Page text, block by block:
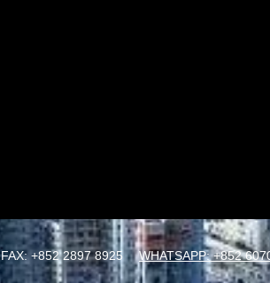
FAX: +852 2897 8925 WHATSAPP: +852